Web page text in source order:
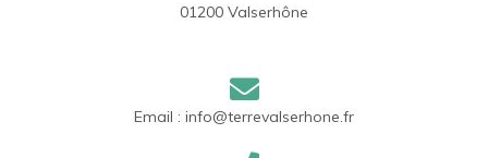
01200 Valserhône
Email : info@terrevalserhone.fr